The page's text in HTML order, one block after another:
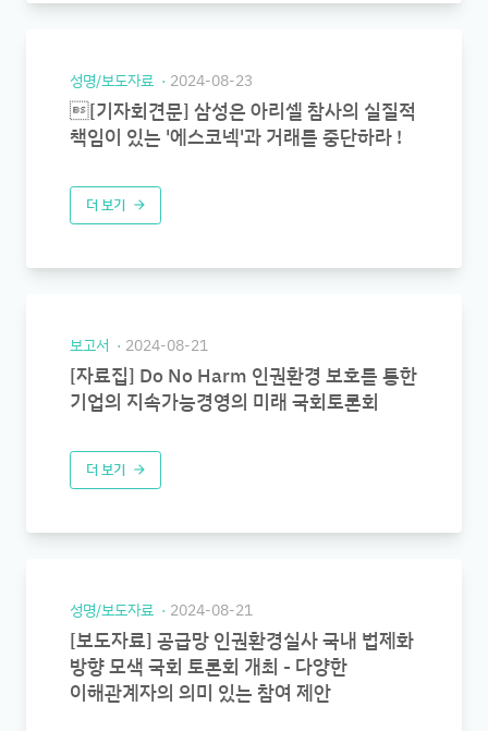
성명/보도자료 2024-08-23
[기자회견문] 삼성은 아리셀 참사의 실질적
책임이 있는 '에스코넥'과 거래를 중단하라 !
더 보기 arrow_forward
보고서 2024-08-21
[자료집] Do No Harm 인권환경 보호를 통한
기업의 지속가능경영의 미래 국회토론회
더 보기 arrow_forward
성명/보도자료 2024-08-21
[보도자료] 공급망 인권환경실사 국내 법제화
방향 모색 국회 토론회 개최 - 다양한
이해관계자의 의미 있는 참여 제안